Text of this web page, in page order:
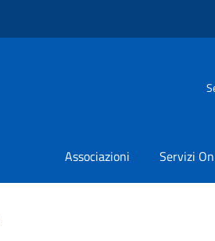
Associazioni Servizi